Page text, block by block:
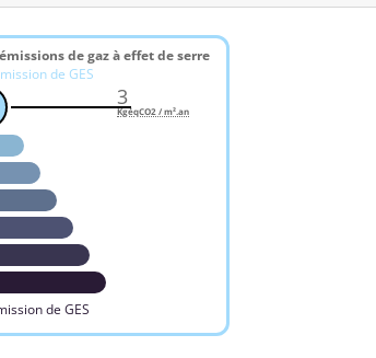
de gaz à effet de serre
de GES
de GES
3
KgéqCO2 / m².an